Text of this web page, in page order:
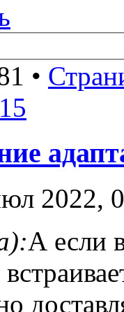
•
2022,
А если